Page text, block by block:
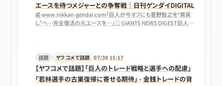
エースを待つメジャーとの争奪戦｜日刊ゲンダイDIGITAL
📰 www.nikkan-gendai.com「巨人が今オフにも菅野智之を“買戻
し”へ…完全復活の元エースを…」⚾ GIANTS NEWS DIGEST巨人が
話題 ヤフコメで話題 07/30 15:17
【ヤフコメで話題】「巨人のトレード戦略と選手への配慮」
「若林選手の古巣復帰に寄せる期待」 - 金銭トレードの背